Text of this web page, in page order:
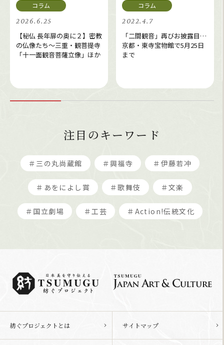
2026.6.25
【秘仏 長年扉の奥に２】密教
の仏像たち～三重・観菩提寺
「十一面観音菩薩立像」ほか
2022.4.7
「二間観音」再びお披露目…
京都・東寺宝物館で5月25日
まで
注目のキーワード
＃三の丸尚蔵館 ＃興福寺 ＃伊藤若冲
＃あをによし賞 ＃歌舞伎 ＃文楽
＃国立劇場 ＃工芸 ＃Action!伝統文化
紡ぐプロジェクトとは サイトマップ